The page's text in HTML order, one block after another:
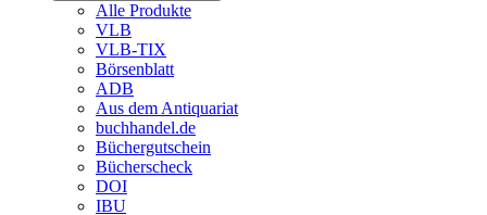
Alle Produkte
VLB
VLB-TIX
Börsenblatt
ADB
Aus dem Antiquariat
buchhandel.de
Büchergutschein
Bücherscheck
DOI
IBU